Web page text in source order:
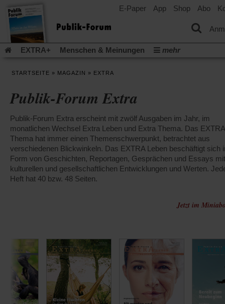
E-Paper App Shop Abo
EXTRA+ Menschen & Meinungen
mehr
EXTRA
Edition Weisheitsletter
Newsletter
Veranstaltungen
Wir über uns
Leserinitiative Publik-Forum e.V.
Die Erderwärmung
Urlaub und Nichtstun (Öffnet
in
einem
neuen
Tab)
Gefährlicher Reichtum (Öffnet
in
einem
neuen
Tab)
Krieg in
Gleichberechtigung
Künstliche Intelligenz(Öffnet
in
einem
neuen
Was gibt
Krieg und Frieden(Öffnet
in
einem
Gott neu denken Krieg in der Ukraine
in
Flucht und Migration
Video-Podcast »Veranstaltungen«
STARTSEITE » MAGAZIN » EXTRA
Publik-Forum Extra
Publik-Forum Extra erscheint mit zwölf Ausgaben im Jahr, im
monatlichen Wechsel Extra Leben und Extra Thema. Das EXTRA
Thema hat immer einen Themenschwerpunkt, betrachtet aus
verschiedenen Blickwinkeln. Das EXTRA Leben beschäftigt sich
Form von Geschichten, Reportagen, Gesprächen und Essays mit
kulturellen und gesellschaftlichen Entwicklungen und Werten.
Heft hat 40 bzw. 48 Seiten.
Jetzt im